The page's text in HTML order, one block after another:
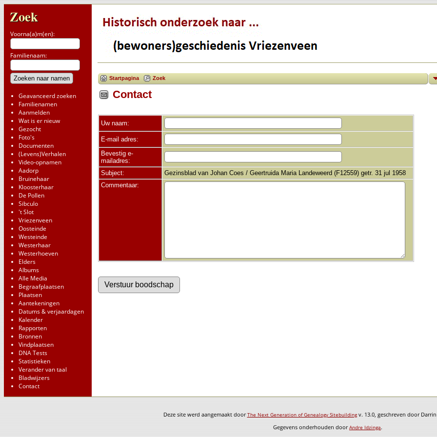
Zoek
Voorna(a)m(en):
Familienaam:
Geavanceerd zoeken
Familienamen
Aanmelden
Wat is er nieuw
Gezocht
Foto's
Documenten
(Levens)Verhalen
Video-opnamen
Aadorp
Bruinehaar
Kloosterhaar
De Pollen
Sibculo
't Slot
Vriezenveen
Oosteinde
Westeinde
Westerhaar
Westerhoeven
Elders
Albums
Alle Media
Begraafplaatsen
Plaatsen
Aantekeningen
Datums & verjaardagen
Kalender
Rapporten
Bronnen
Vindplaatsen
DNA Tests
Statistieken
Verander van taal
Bladwijzers
Contact
Startpagina Zoek
Contact
Uw naam:
E-mail adres:
Bevestig e-
mailadres:
Subject:
Gezinsblad van Johan Coes / Geertruida Maria Landeweerd (F12559) getr. 31 jul 1958
Commentaar:
Deze site werd aangemaakt doorThe Next Generation of Genealogy Sitebuildingv. 13.0, geschreven door
Gegevens onderhouden doorAndre Idzinga.